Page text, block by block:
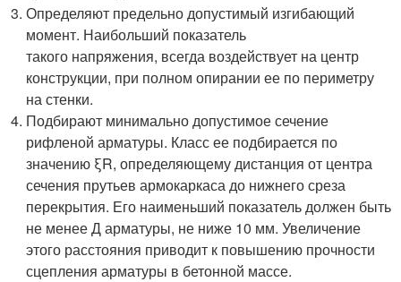
Определяют предельно допустимый изгибающий
момент. Наибольший показатель
такого напряжения, всегда воздействует на центр
конструкции, при полном опирании ее по периметру
на стенки.
Подбирают минимально допустимое сечение
рифленой арматуры. Класс ее подбирается по
значению ξR, определяющему дистанция от центра
сечения прутьев армокаркаса до нижнего среза
перекрытия. Его наименьший показатель должен быть
не менее Д арматуры, не ниже 10 мм. Увеличение
этого расстояния приводит к повышению прочности
сцепления арматуры в бетонной массе.